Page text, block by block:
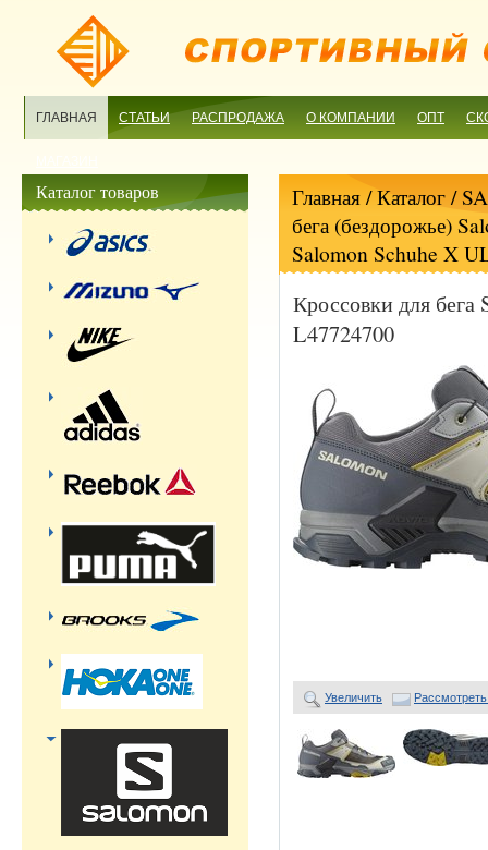
ГЛАВНАЯ СТАТЬИ РАСПРОДАЖА О КОМПАНИИ ОПТ
Главная/ Каталог /
бега (бездорожье)
Salomon Schuhe X
Кроссовки для
L47724700
Увеличить
Каталог товаров